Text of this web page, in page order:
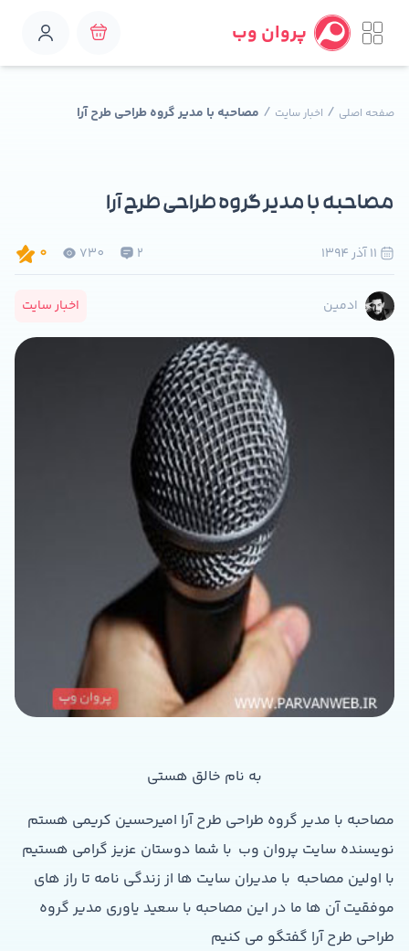
پروان وب
صفحه اصلی / اخبار سایت / مصاحبه با مدیر گروه طراحی طرح آرا
2
730
0
مصاحبه با مدیر گروه طراحی طرح آرا
ادمین اخبار سایت
به نام خالق هستی
مصاحبه با مدیر گروه طراحی طرح آرا امیرحسین کریمی هستم
نویسنده سایت پروان وب با شما دوستان عزیز گرامی هستیم
با اولین مصاحبه با مدیران سایت ها از زندگی نامه تا راز های
موفقیت آن ها ما در این مصاحبه با سعید یاوری مدیر گروه
طراحی طرح آرا گفتگو می کنیم